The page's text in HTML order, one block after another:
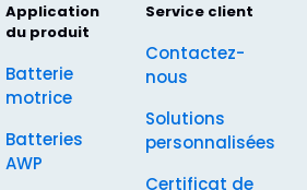
Application
du produit
Batterie
motrice
Batteries
AWP
Service client
Contactez-
nous
Solutions
personnalisées
Certificat de